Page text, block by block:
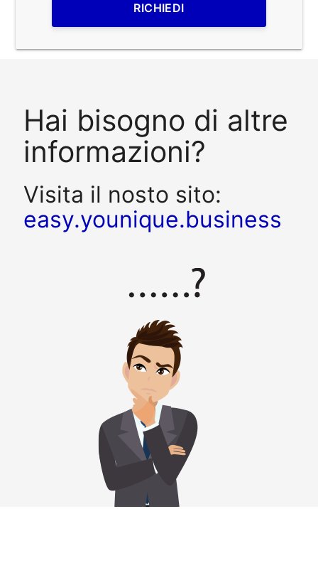
RICHIEDI
Hai bisogno di altre
informazioni?
Visita il nosto sito:
easy.younique.business